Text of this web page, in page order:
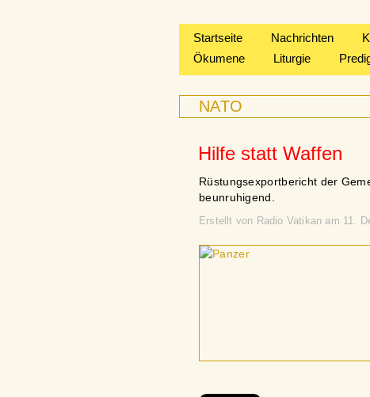
Startseite Nachrichten
Ökumene
Liturgie
NATO
Hilfe statt Waffen
Rüstungsexportbericht der
beunruhigend.
Erstellt von Radio Vatikan am 11.